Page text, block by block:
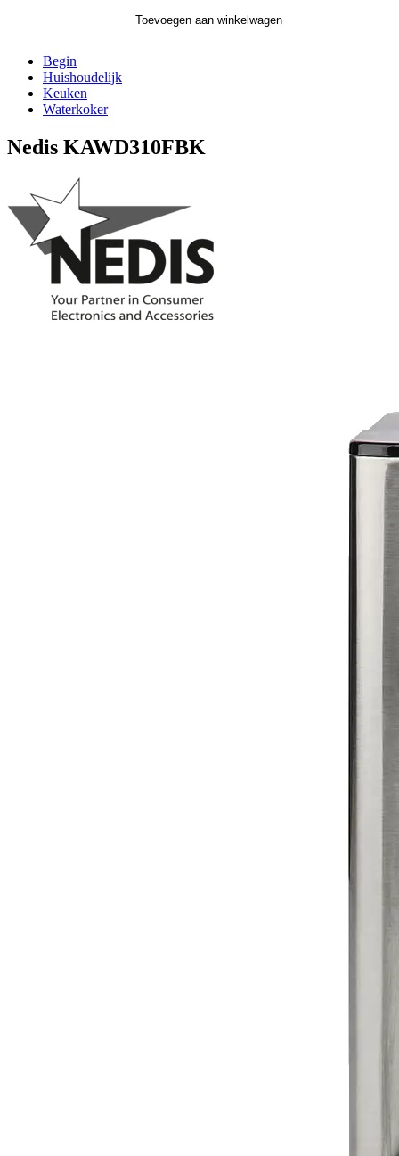
Toevoegen aan winkelwagen
Begin
Huishoudelijk
Keuken
Waterkoker
Nedis KAWD310FBK